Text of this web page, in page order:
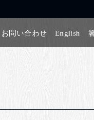
お問い合わせ English